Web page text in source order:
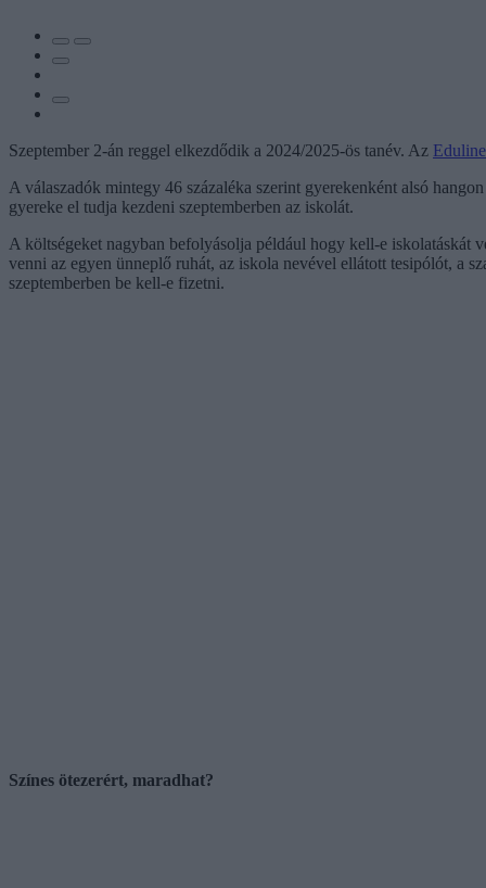
Szeptember 2-án reggel elkezdődik a 2024/2025-ös tanév. Az
A válaszadók mintegy 46 százaléka szerint gyerekenként alsó
gyereke el tudja kezdeni szeptemberben az iskolát.
A költségeket nagyban befolyásolja például hogy kell-e
venni az egyen ünneplő ruhát, az iskola nevével ellátott tesipólót, a
szeptemberben be kell-e fizetni.
Színes ötezerért, maradhat?